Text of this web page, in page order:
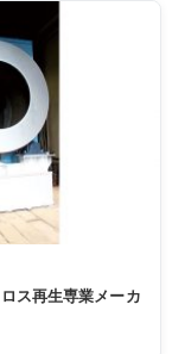
ス再生専業メーカ